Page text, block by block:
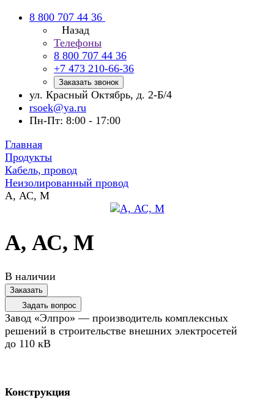
8 800 707 44 36
Назад
Телефоны
8 800 707 44 36
+7 473 210-66-36
Заказать звонок
ул. Красный Октябрь, д. 2-Б/4
rsoek@ya.ru
Пн-Пт: 8:00 - 17:00
Главная
Продукты
Кабель, провод
Неизолированный провод
А, АС, М
А, АС, М
В наличии
Заказать
Задать вопрос
Завод «Элпро» — производитель комплексных
решений в строительстве внешних электросетей
до 110 кВ
Конструкция